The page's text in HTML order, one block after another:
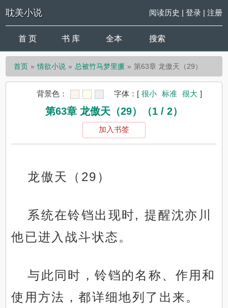
耽美小说 阅读历史 | 登录| 注册
首 页 书 库 全本 搜索
首页 情欲小说 总被竹马梦里撅 第63章 龙傲天（29）
背景色： 字体： [ 很小 标准 很大 ]
第63章 龙傲天（29）（1 / 2）
加入书签
龙傲天（29）
系统在铃铛出现时, 提醒沈亦川
他已进入战斗状态。
与此同时，铃铛的名称、作用和
使用方法，都详细地列了出来。